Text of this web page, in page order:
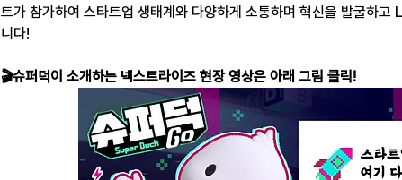
트가 참가하여 스타트업 생태계와 다양하게 소통하며 혁신을 발굴하고
니다!
🎬슈퍼덕이 소개하는 넥스트라이즈 현장 영상은 아래 그림 클릭!